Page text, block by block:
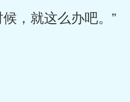
，就这么办吧。”